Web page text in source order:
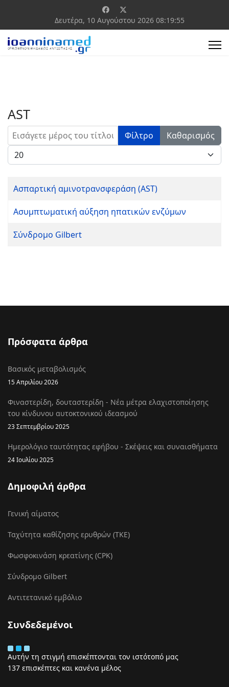
Δευτέρα, 10 Αυγούστου 2026 08:19:55
AST
Εισάγετε μέρος του τίτλου. Φίλτρο
Καθαρισμός
Εμφάνιση #
Ασπαρτική αμινοτρανσφεράση (AST)
Ασυμπτωματική αύξηση ηπατικών ενζύμων
Σύνδρομο Gilbert
Πρόσφατα άρθρα
Βασικός μεταβολισμός
15 Απριλίου 2026
Φιναστερίδη, δουταστερίδη - Νέα μέτρα ελαχιστοποίησης
του κίνδυνου αυτοκτονικού ιδεασμού
23 Σεπτεμβρίου 2025
Ημερολόγιο ταυτότητας εφήβου - Σκέψεις και συναισθήματα
24 Ιουλίου 2025
Δημοφιλή άρθρα
Γενική αίματος
Ταχύτητα καθίζησης ερυθρών (ΤΚΕ)
Φωσφοκινάση κρεατίνης (CPK)
Σύνδρομο Gilbert
Αντιτετανικό εμβόλιο
Συνδεδεμένοι
Αυτήν τη στιγμή επισκέπτονται τον ιστότοπό μας
137 επισκέπτες και κανένα μέλος